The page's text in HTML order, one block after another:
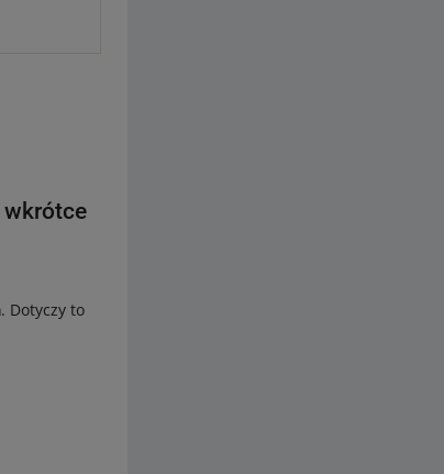
wkrótce
. Dotyczy to